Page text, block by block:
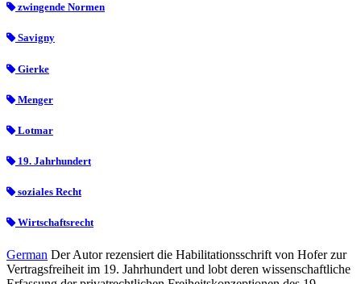
zwingende Normen
Savigny
Gierke
Menger
Lotmar
19. Jahrhundert
soziales Recht
Wirtschaftsrecht
German Der Autor rezensiert die Habilitationsschrift von Hofer zur
Vertragsfreiheit im 19. Jahrhundert und lobt deren wissenschaftliche